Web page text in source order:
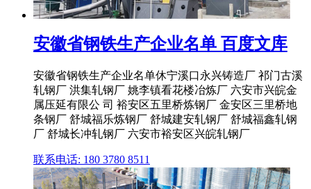
安徽省钢铁生产企业名单 百度文库
安徽省钢铁生产企业名单休宁溪口永兴铸造厂 祁门古溪
轧钢厂 洪集轧钢厂 姚李镇看花楼冶炼厂 六安市兴皖金
属压延有限公 司 裕安区五里桥炼钢厂 金安区三里桥地
条钢厂 舒城福乐炼钢厂 舒城建安轧钢厂 舒城福鑫轧钢
厂 舒城长冲轧钢厂 六安市裕安区兴皖轧钢厂
联系电话: 180 3780 8511